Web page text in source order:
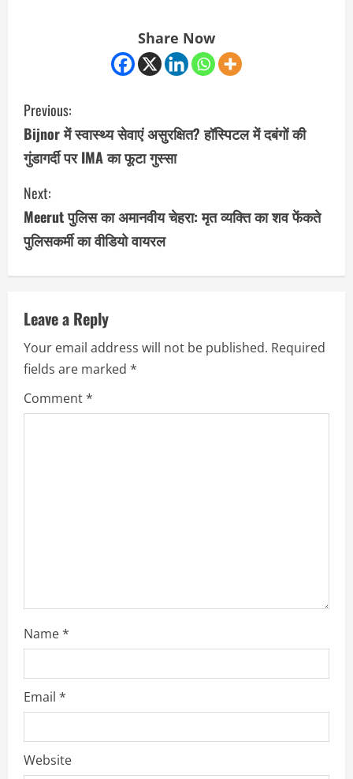
Share Now
C
o
n
t
i
n
e
R
e
Previous:
Bijnor में स्वास्थ्य सेवाएं असुरक्षित? हॉस्पिटल में दबंगों की
गुंडागर्दी पर IMA का फूटा गुस्सा
Next:
Meerut पुलिस का अमानवीय चेहरा: मृत व्यक्ति का शव फेंकते
पुलिसकर्मी का वीडियो वायरल
Leave a Reply
Your email address will not be published. Required
fields are marked *
Comment*
Name*
Email *
Website